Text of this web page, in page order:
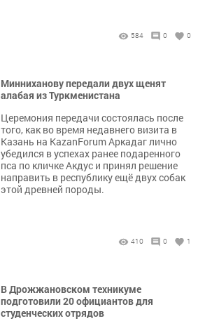
584 0 0
Минниханову передали двух щенят
алабая из Туркменистана
Церемония передачи состоялась после
того, как во время недавнего визита в
Казань на KazanForum Аркадаг лично
убедился в успехах ранее подаренного
пса по кличке Акдус и принял решение
направить в республику ещё двух собак
этой древней породы.
410 0 1
В Дрожжановском техникуме
подготовили 20 официантов для
студенческих отрядов